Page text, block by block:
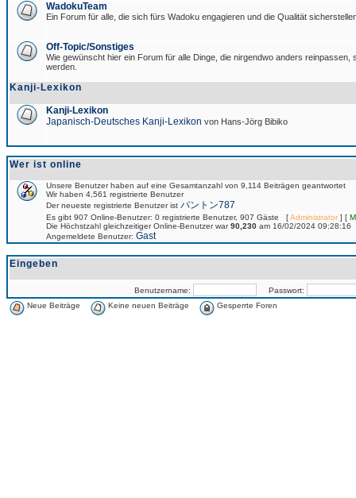
WadokuTeam
Ein Forum für alle, die sich fürs Wadoku engagieren und die Qualität
Off-Topic/Sonstiges
Wie gewünscht hier ein Forum für alle Dinge, die nirgendwo anders reinpassen,
werden.
Kanji-Lexikon
Kanji-Lexikon
Japanisch-Deutsches Kanji-Lexikon von Hans-Jörg Bibiko
Wer ist online
Unsere Benutzer haben auf eine Gesamtanzahl von 9,114 Beiträgen geantwortet
Wir haben 4,561 registrierte Benutzer
Der neueste registrierte Benutzer ist パントン787
Es gibt 907 Online-Benutzer: 0 registrierte Benutzer, 907 Gäste [Administrator] [
Die Höchstzahl gleichzeitiger Online-Benutzer war90,230 am 16/02/2024 09:28:16
Angemeldete Benutzer: Gast
Eingeben
Benutzername:
Passwort:
Neue Beiträge
Keine neuen Beiträge Gesperrte Foren